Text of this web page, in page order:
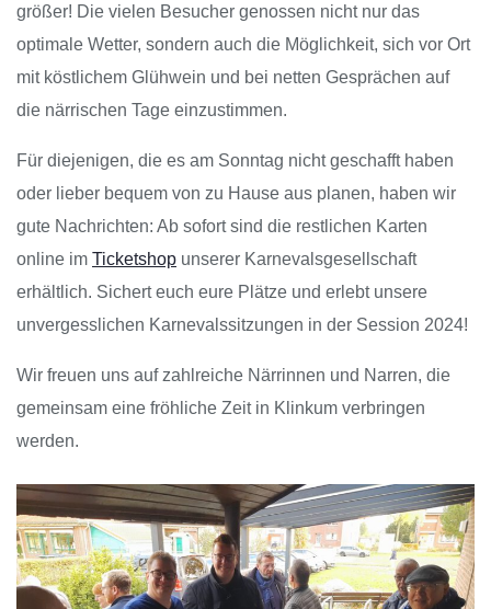
größer! Die vielen Besucher genossen nicht nur das
optimale Wetter, sondern auch die Möglichkeit, sich vor Ort
mit köstlichem Glühwein und bei netten Gesprächen auf
die närrischen Tage einzustimmen.
Für diejenigen, die es am Sonntag nicht geschafft haben
oder lieber bequem von zu Hause aus planen, haben wir
gute Nachrichten: Ab sofort sind die restlichen Karten
online im Ticketshop unserer Karnevalsgesellschaft
erhältlich. Sichert euch eure Plätze und erlebt unsere
unvergesslichen Karnevalssitzungen in der Session 2024!
Wir freuen uns auf zahlreiche Närrinnen und Narren, die
gemeinsam eine fröhliche Zeit in Klinkum verbringen
werden.